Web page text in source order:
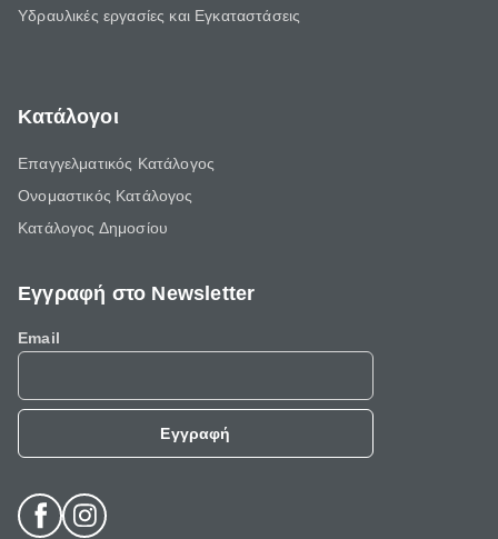
Υδραυλικές εργασίες και Εγκαταστάσεις
Κατάλογοι
Επαγγελματικός Κατάλογος
Ονομαστικός Κατάλογος
Κατάλογος Δημοσίου
Εγγραφή στο Newsletter
Email
Εγγραφή